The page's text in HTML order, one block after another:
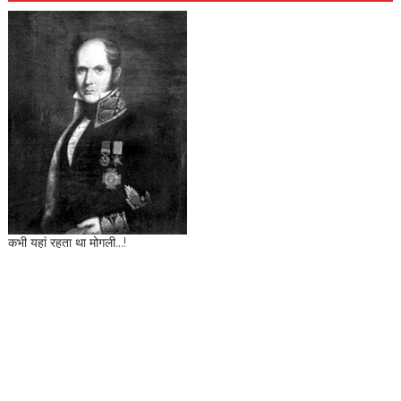
कभी यहां रहता था मोगली...!